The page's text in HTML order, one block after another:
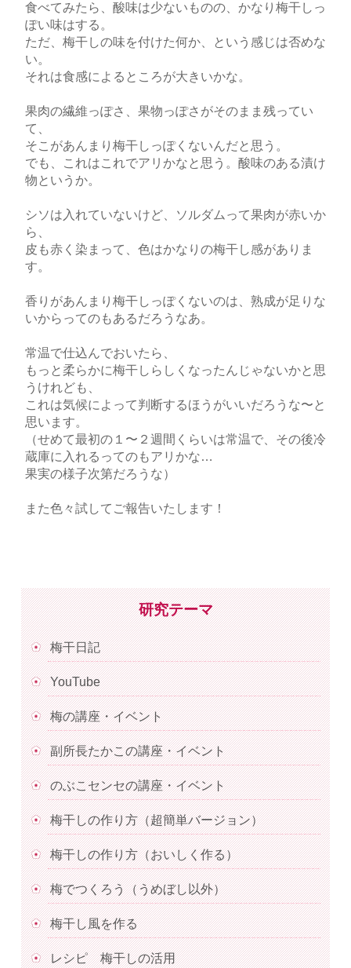
食べてみたら、酸味は少ないものの、かなり梅干しっ
ぽい味はする。
ただ、梅干しの味を付けた何か、という感じは否めな
い。
それは食感によるところが大きいかな。
果肉の繊維っぽさ、果物っぽさがそのまま残ってい
て、
そこがあんまり梅干しっぽくないんだと思う。
でも、これはこれでアリかなと思う。酸味のある漬け
物というか。
シソは入れていないけど、ソルダムって果肉が赤いか
ら、
皮も赤く染まって、色はかなりの梅干し感がありま
す。
香りがあんまり梅干しっぽくないのは、熟成が足りな
いからってのもあるだろうなあ。
常温で仕込んでおいたら、
もっと柔らかに梅干しらしくなったんじゃないかと思
うけれども、
これは気候によって判断するほうがいいだろうな〜と
思います。
（せめて最初の１〜２週間くらいは常温で、その後冷
蔵庫に入れるってのもアリかな…
果実の様子次第だろうな）
また色々試してご報告いたします！
研究テーマ
梅干日記
YouTube
梅の講座・イベント
副所長たかこの講座・イベント
のぶこセンセの講座・イベント
梅干しの作り方（超簡単バージョン）
梅干しの作り方（おいしく作る）
梅でつくろう（うめぼし以外）
梅干し風を作る
レシピ 梅干しの活用